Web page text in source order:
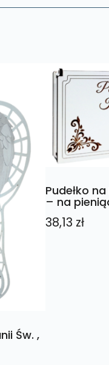
Św. ,
Pudełko
– na
38,13 zł